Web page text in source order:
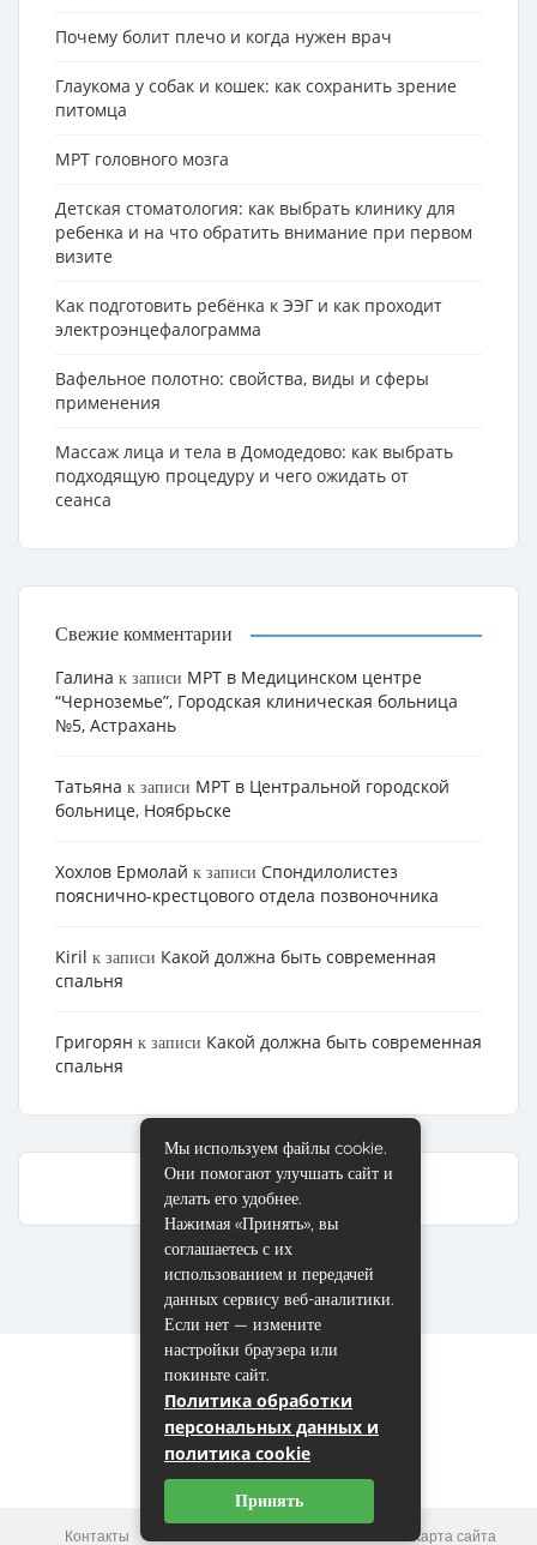
Почему болит плечо и когда нужен врач
Глаукома у собак и кошек: как сохранить зрение
питомца
МРТ головного мозга
Детская стоматология: как выбрать клинику для
ребенка и на что обратить внимание при первом
визите
Как подготовить ребёнка к ЭЭГ и как проходит
электроэнцефалограмма
Вафельное полотно: свойства, виды и сферы
применения
Массаж лица и тела в Домодедово: как выбрать
подходящую процедуру и чего ожидать от
сеанса
Свежие комментарии
Галина к записи МРТ в Медицинском центре
“Черноземье”, Городская клиническая больница
№5, Астрахань
Татьяна к записи МРТ в Центральной городской
больнице, Ноябрьске
Хохлов Ермолай к записи Cпондилолистез
пояснично-крестцового отдела позвоночника
Kiril к записи Какой должна быть современная
спальня
Григорян к записи Какой должна быть современная
спальня
Контакты Карта сайта
Мы используем файлы cookie.
Они помогают улучшать сайт и
делать его удобнее.
Нажимая «Принять», вы
соглашаетесь с их
использованием и передачей
данных сервису веб-аналитики.
Если нет — измените
настройки браузера или
покиньте сайт.
Политика обработки
персональных данных и
политика cookie
Принять